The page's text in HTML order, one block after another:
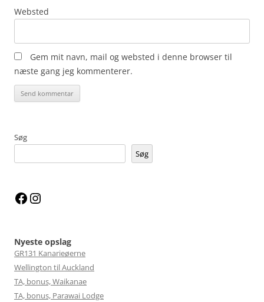
Websted
Gem mit navn, mail og websted i denne browser til
næste gang jeg kommenterer.
Søg
Søg
Facebook
Nyeste opslag
GR131 Kanarieøerne
Wellington til Auckland
TA, bonus, Waikanae
TA, bonus, Parawai Lodge